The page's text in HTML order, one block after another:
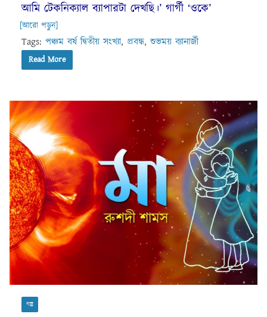
আমি টেকনিক্যাল ব্যাপারটা দেখছি।’ গার্গী ‘ওকে’
[আরো পড়ুন]
Tags: পঞ্চম বর্ষ দ্বিতীয় সংখ্যা, প্রবন্ধ, শুভময় ব্যানার্জী
Read More
গল্প